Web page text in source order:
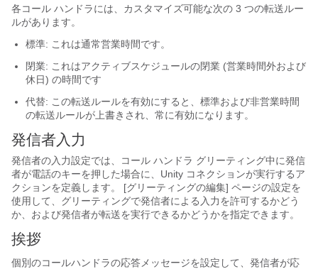
各コール ハンドラには、カスタマイズ可能な次の 3 つの転送ルー
ルがあります。
標準: これは通常営業時間です。
閉業: これはアクティブスケジュールの閉業 (営業時間外および
休日) の時間です
代替: この転送ルールを有効にすると、標準および非営業時間
の転送ルールが上書きされ、常に有効になります。
発信者入力
発信者の入力設定では、コール ハンドラ グリーティング中に発信
者が電話のキーを押した場合に、Unity コネクションが実行するア
クションを定義します。 [グリーティングの編集] ページの設定を
使用して、グリーティングで発信者による入力を許可するかどう
か、および発信者が転送を実行できるかどうかを指定できます。
挨拶
個別のコールハンドラの応答メッセージを設定して、発信者が応